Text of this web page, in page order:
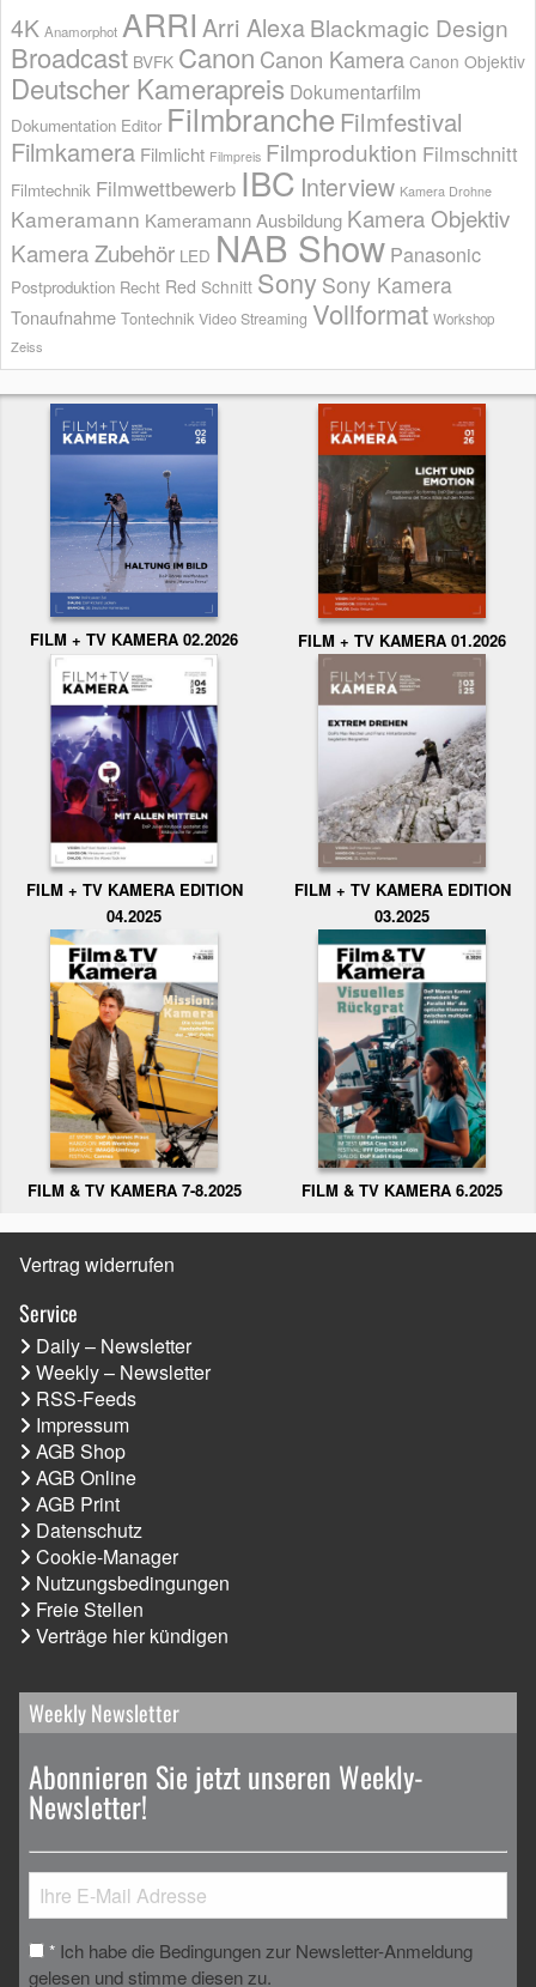
4K Anamorphot ARRI Arri AlexaBlackmagic Design
Broadcast BVFK Canon Canon Kamera Canon Objektiv
Deutscher Kamerapreis Dokumentarfilm
Dokumentation Editor Filmbranche Filmfestival
Filmkamera Filmlicht Filmpreis Filmproduktion Filmschnitt
Filmtechnik Filmwettbewerb IBC Interview Kamera Drohne
Kameramann Kameramann Ausbildung Kamera Objektiv
Kamera Zubehör LED NAB Show Panasonic
Postproduktion Recht Red Schnitt Sony Sony Kamera
Tonaufnahme Tontechnik Video Streaming Vollformat Workshop
Zeiss
FILM + TV KAMERA 02.2026 FILM + TV KAMERA 01.2026
FILM + TV KAMERA EDITION
04.2025
FILM + TV KAMERA EDITION
03.2025
FILM & TV KAMERA 7-8.2025 FILM & TV KAMERA 6.2025
Vertrag widerrufen
Service
Daily – Newsletter
Weekly – Newsletter
RSS-Feeds
Impressum
AGB Shop
AGB Online
AGB Print
Datenschutz
Cookie-Manager
Nutzungsbedingungen
Freie Stellen
Verträge hier kündigen
Weekly Newsletter
Abonnieren Sie jetzt unseren Weekly-
Newsletter!
* Ich habe die Bedingungen zur Newsletter-Anmeldung
gelesen und stimme diesen zu.